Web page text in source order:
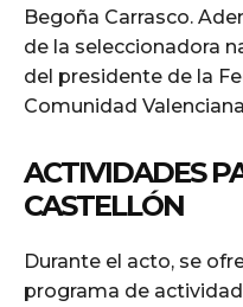
Begoña Carrasco.
de la seleccionadora
del presidente de la
Comunidad
ACTIVIDADES
CASTELLÓN
Durante el acto, se
programa de